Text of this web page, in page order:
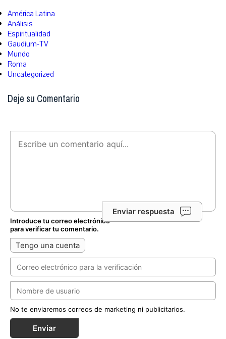
América Latina
Análisis
Espiritualidad
Gaudium-TV
Mundo
Roma
Uncategorized
Deje su Comentario
Enviar respuesta
Introduce tu correo electrónico
para verificar tu comentario.
Tengo una cuenta
No te enviaremos correos de marketing ni publicitarios.
Enviar